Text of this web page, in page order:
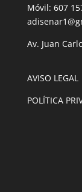
Móvil: 607
Av. Juan
AVISO LEGAL
POLÍTICA